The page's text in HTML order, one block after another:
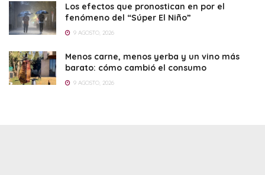
Los efectos que pronostican en por el
fenómeno del “Súper El Niño”
9 AGOSTO, 2026
Menos carne, menos yerba y un vino más
barato: cómo cambió el consumo
9 AGOSTO, 2026